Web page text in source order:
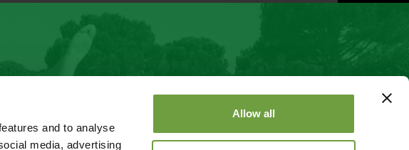
and to analyse
media, advertising
Allow all